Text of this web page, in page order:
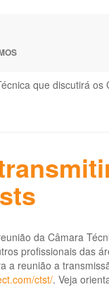
que discutirá os
da Câmara
profissionais das
a reunião a
ctst/. Veja